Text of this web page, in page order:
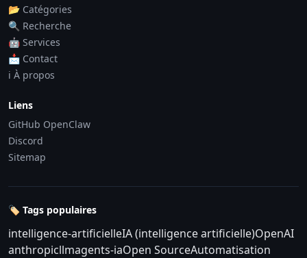
📂 Catégories
🔍 Recherche
🤖 Services
📩 Contact
ℹ️ À propos
Liens
GitHub OpenClaw
Discord
Sitemap
🏷️ Tags populaires
intelligence-artificielleIA (intelligence artificielle)OpenAI
anthropicllmagents-iaOpen SourceAutomatisation